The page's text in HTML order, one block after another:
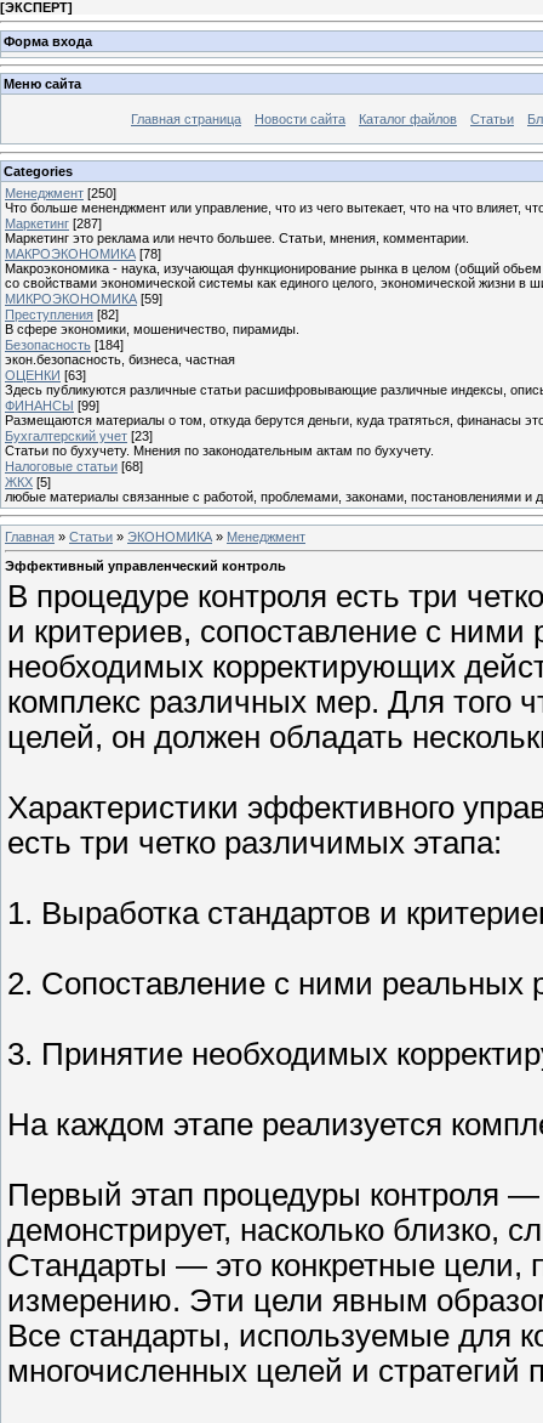
[ЭКСПЕРТ]
Форма входа
Меню сайта
Главная страница Новости сайта Каталог файлов Статьи
Categories
Менеджмент [250]
Что больше мененджмент или управление, что из чего вытекает, что на что влияет,
Маркетинг [287]
Маркетинг это реклама или нечто большее. Статьи, мнения, комментарии.
МАКРОЭКОНОМИКА [78]
Макроэкономика - наука, изучающая функционирование рынка в целом (общий
со свойствами экономической системы как единого целого, экономической жизни в
МИКРОЭКОНОМИКА [59]
Преступления [82]
В сфере экономики, мошеничество, пирамиды.
Безопасность [184]
экон.безопасность, бизнеса, частная
ОЦЕНКИ [63]
Здесь публикуются различные статьи расшифровывающие различные индексы,
ФИНАНСЫ [99]
Размещаются материалы о том, откуда берутся деньги, куда тратяться, финанасы
Бухгалтерский учет [23]
Статьи по бухучету. Мнения по законодательным актам по бухучету.
Налоговые статьи [68]
ЖКХ [5]
любые материалы связанные с работой, проблемами, законами, постановлениями и
Главная » Статьи » ЭКОНОМИКА » Менеджмент
Эффективный управленческий контроль
В процедуре контроля есть три
и критериев, сопоставление с ними
необходимых корректирующих
комплекс различных мер. Для того
целей, он должен обладать
Характеристики эффективного
есть три четко различимых этапа:
1. Выработка стандартов и
2. Сопоставление с ними реальных
3. Принятие необходимых
На каждом этапе реализуется
Первый этап процедуры контроля
демонстрирует, насколько близко,
Стандарты — это конкретные цели,
измерению. Эти цели явным
Все стандарты, используемые для
многочисленных целей и стратегий